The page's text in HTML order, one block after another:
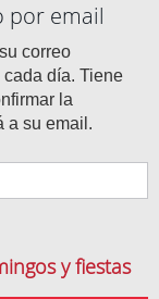
por email
correo
día. Tiene
la
a su email.
y fiestas